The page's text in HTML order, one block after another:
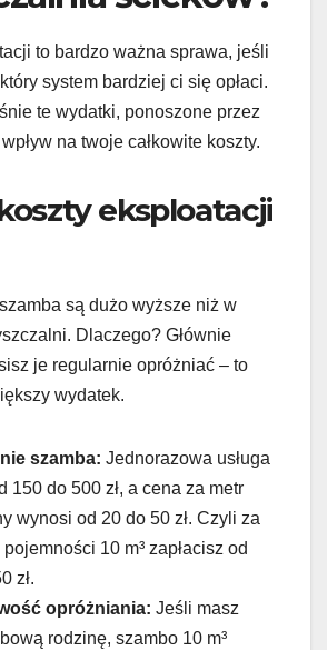
to bardzo ważna sprawa, jeśli
system bardziej ci się opłaci.
te wydatki, ponoszone przez
na twoje całkowite koszty.
eksploatacji
są dużo wyższe niż w
Dlaczego? Głównie
je regularnie opróżniać – to
wydatek.
szamba: Jednorazowa usługa
150 do 500 zł, a cena za metr
wynosi od 20 do 50 zł. Czyli za
10 m³ zapłacisz od
zł.
opróżniania: Jeśli masz
rodzinę, szambo 10 m³